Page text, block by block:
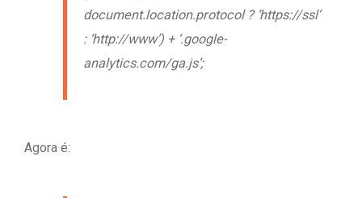
document.location.protocol ? ‘https://ssl’
: ‘http://www’) + ‘.google-
analytics.com/ga.js’;
Agora é: